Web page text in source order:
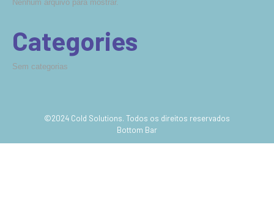
Nenhum arquivo para mostrar.
Categories
Sem categorias
©2024 Cold Solutions. Todos os direitos reservados
Bottom Bar